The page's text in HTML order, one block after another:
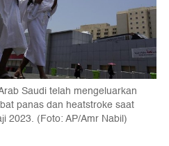
Saudi telah mengeluarkan
panas dan heatstroke saat
2023. (Foto: AP/Amr Nabil)